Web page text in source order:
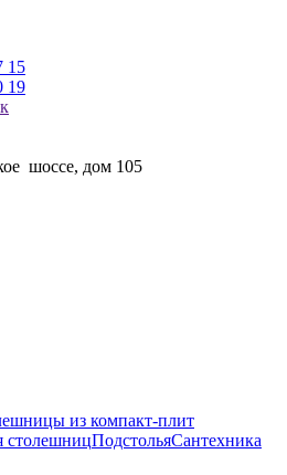
15
19
шоссе, дом 105
из компакт-плит
столешницПодстольяСантехника